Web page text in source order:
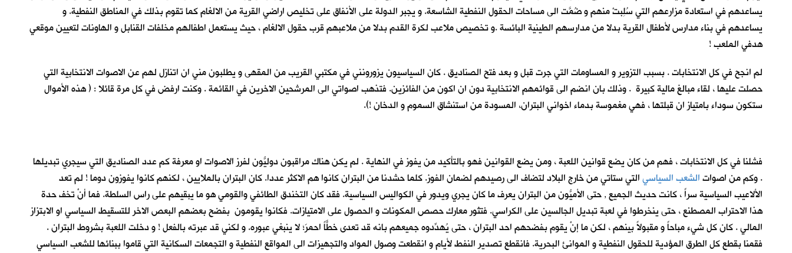
يساعدهم في استعادة مزارعهم التي سُلِبتْ منهم و ضُمَّت الى مساحات الحقول النفطية الشاسعة. و يجبر الدولة على الأنفاق على تخليص اراضي القرية من الالغام كما تقوم بذلك في المناطق النفطية. و
يساعدهم في بناء مدارس لأطفال القرية بدلا من مدارسهم الطينية البائسة .و تخصيص ملاعب لكرة القدم بدلا من ملاعبهم قرب حقول الالغام ، حيث يستعمل اطفالهم مخلفات القنابل و الهاونات لتعيين موقعي
هدفي الملعب !
لم انجح في كل الانتخابات . بسبب التزوير و المساومات التي جرت قبل و بعد فتح الصناديق . كان السياسيون يزورونني في مكتبي القريب من المقهى و يطلبون مني ان اتنازل لهم عن الاصوات الانتخابية التي
حصلت عليها ، لقاء مبالغ مالية كبيرة . وذلك بان انضم الى قوائمهم الانتخابية دون ان اكون من الفائزين. فتذهب اصواتي الى المرشحين الاخرين في القائمة . وكنت ارفض في كل مرة قائلا : ( هذه الأموال
ستكون سوداء بامتياز ان قبلتها ، فهي مغموسة بدماء اخواني البتران، المسودة من استنشاق السموم و الدخان !).
فشلنا في كل الانتخابات ، فهم من كان يضع قوانين اللعبة ، ومن يضع القوانين فهو بالتأكيد من يفوز في النهاية . لم يكن هناك مراقبون دوليُّون لفرز الاصوات او معرفة كم عدد الصناديق التي سيجري تبديلها
. وكم من اصواتالشعب السياسيالتي ستاتي من خارج البلاد لتضاف الى رصيدهم لضمان الفوز. كلما حشدنا من البتران كانوا هم الاكثر عددا. كان البتران بالملايين ، لكنهم كانوا يفوزون دوما ! لم تعد
الألاعيب السياسية سراً ، كانت حديث الجميع , حتى الأميُّون من البتران يعرف ما كان يجري ويدور في الكواليس السياسية. فقد كان التخندق الطائفي والقومي هو ما يبقيهم على راس السلطة. فما أنْ تخف حدة
هذا الاحتراب المصطنع ، حتى ينخرطوا في لعبة تبديل الجالسين على الكراسي. فتثور معارك حصص المكونات و الحصول على الامتيازات. فكانوا يقومون بفضح بعضهم البعص الاخر للتسقيط السياسي او الابتزاز
المالي . كان كل شيء مباحاً و مقبولاً بينهم ، لكن ما إنْ يقوم بفضحهم احد البتران ، حتى يُهدِّدوه جميعهم بانه قد تعدى خطًّاً احمرَ؛ لا ينبغي عبوره. و لكني قد عبرته بالفعل ! و دخلت اللعبة بشروط البتران .
فقمنا بقطع كل الطرق المؤدية للحقول النفطية و الموانئ البحرية. فانقطع تصدير النفط لأيام و انقطعت وصول المواد والتجهيزات الى المواقع النفطية و التجمعات السكانية التي قاموا ببنائها للشعب السياسي